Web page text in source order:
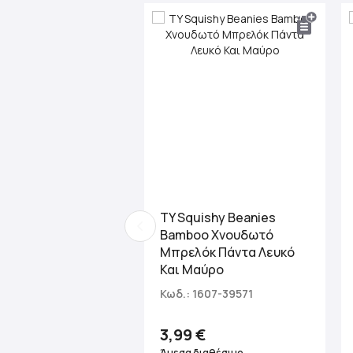
TY Squishy Beanies
Bamboo Χνουδωτό
Μπρελόκ Πάντα Λευκό
Και Μαύρο
Κωδ.: 1607-39571
3,99 €